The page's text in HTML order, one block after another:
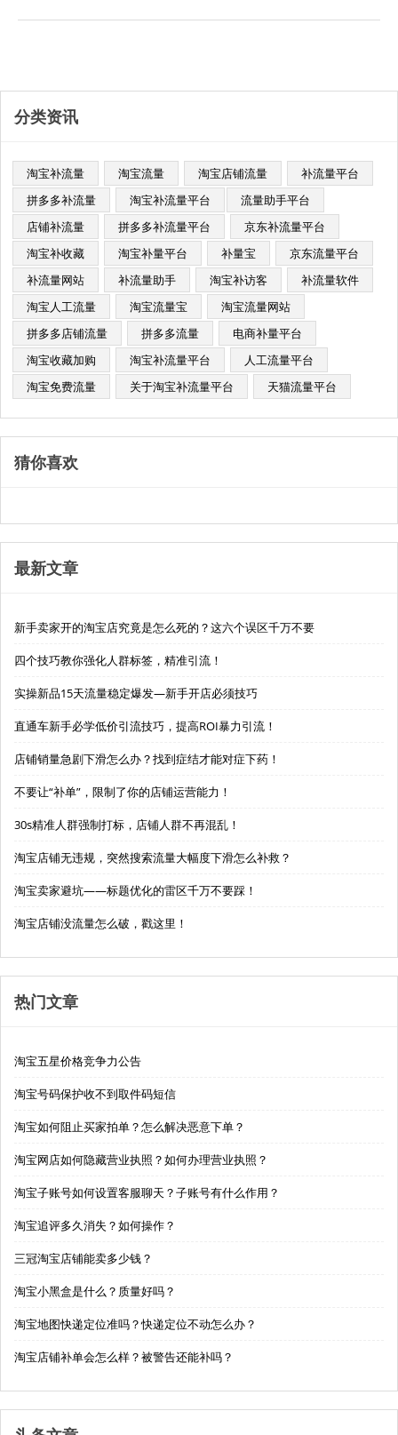
分类资讯
淘宝补流量 淘宝流量 淘宝店铺流量
补流量平台
拼多多补流量
淘宝补流量平台​
流量助手平台
店铺补流量
拼多多补流量平台
京东补流量平台
淘宝补收藏
淘宝补量平台 补量宝
京东流量平台
补流量网站
补流量助手 淘宝补访客
补流量软件
淘宝人工流量
淘宝流量宝
淘宝流量网站
拼多多店铺流量
拼多多流量
电商补量平台
淘宝收藏加购
淘宝补流量平台
人工流量平台
淘宝免费流量
关于淘宝补流量平台 天猫流量平台
猜你喜欢
最新文章
新手卖家开的淘宝店究竟是怎么死的？这六个误区千万不要
四个技巧教你强化人群标签，精准引流！
实操新品15天流量稳定爆发—新手开店必须技巧
直通车新手必学低价引流技巧，提高ROI暴力引流！
店铺销量急剧下滑怎么办？找到症结才能对症下药！
不要让“补单”，限制了你的店铺运营能力！
30s精准人群强制打标，店铺人群不再混乱！
淘宝店铺无违规，突然搜索流量大幅度下滑怎么补救？
淘宝卖家避坑——标题优化的雷区千万不要踩！
淘宝店铺没流量怎么破，戳这里！
热门文章
淘宝五星价格竞争力公告
淘宝号码保护收不到取件码短信
淘宝如何阻止买家拍单？怎么解决恶意下单？
淘宝网店如何隐藏营业执照？如何办理营业执照？
淘宝子账号如何设置客服聊天？子账号有什么作用？
淘宝追评多久消失？如何操作？
三冠淘宝店铺能卖多少钱？
淘宝小黑盒是什么？质量好吗？
淘宝地图快递定位准吗？快递定位不动怎么办？
淘宝店铺补单会怎么样？被警告还能补吗？